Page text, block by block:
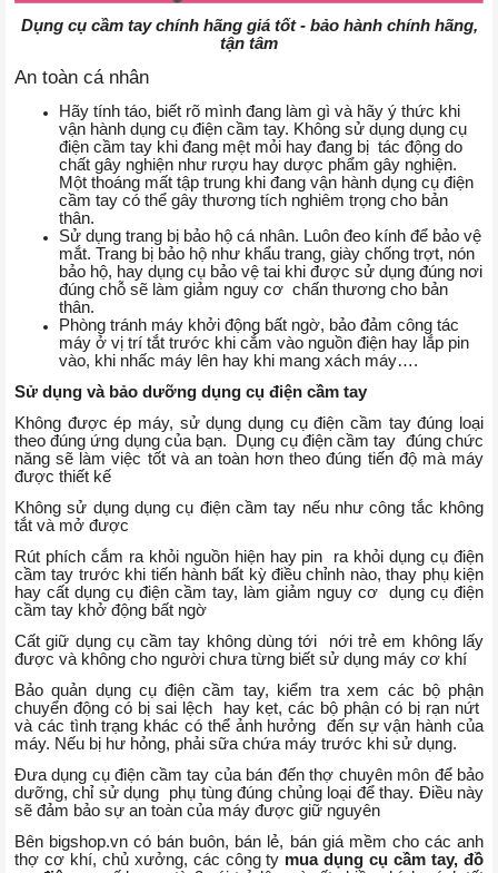
Dụng cụ cầm tay chính hãng giá tốt - bảo hành chính hãng,
tận tâm
An toàn cá nhân
Hãy tính táo, biết rõ mình đang làm gì và hãy ý thức khi
vận hành dụng cụ điện cầm tay. Không sử dụng dụng cụ
điện cầm tay khi đang mệt mỏi hay đang bị tác động do
chất gây nghiện như rượu hay dược phẩm gây nghiện.
Một thoáng mất tập trung khi đang vận hành dụng cụ điện
cầm tay có thể gây thương tích nghiêm trọng cho bản
thân.
Sử dụng trang bị bảo hộ cá nhân. Luôn đeo kính để bảo vệ
mắt. Trang bị bảo hộ như khẩu trang, giày chống trợt, nón
bảo hộ, hay dụng cụ bảo vệ tai khi được sử dụng đúng nơi
đúng chỗ sẽ làm giảm nguy cơ chấn thương cho bản
thân.
Phòng tránh máy khởi động bất ngờ, bảo đảm công tác
máy ở vị trí tắt trước khi cắm vào nguồn điện hay lắp pin
vào, khi nhấc máy lên hay khi mang xách máy….
Sử dụng và bảo dưỡng dụng cụ điện cầm tay
Không được ép máy, sử dụng dụng cụ điện cầm tay đúng loại
theo đúng ứng dụng của bạn. Dụng cụ điện cầm tay đúng chức
năng sẽ làm việc tốt và an toàn hơn theo đúng tiến độ mà máy
được thiết kế
Không sử dụng dụng cụ điện cầm tay nếu như công tắc không
tắt và mở được
Rút phích cắm ra khỏi nguồn hiện hay pin ra khỏi dụng cụ điện
cầm tay trước khi tiến hành bất kỳ điều chỉnh nào, thay phụ kiện
hay cất dụng cụ điện cầm tay, làm giảm nguy cơ dụng cụ điện
cầm tay khở động bất ngờ
Cất giữ dụng cụ cầm tay không dùng tới nới trẻ em không lấy
được và không cho người chưa từng biết sử dụng máy cơ khí
Bảo quản dụng cụ điện cầm tay, kiểm tra xem các bộ phận
chuyển động có bị sai lệch hay kẹt, các bộ phận có bị rạn nứt
và các tình trạng khác có thể ảnh hưởng đến sự vận hành của
máy. Nếu bị hư hỏng, phải sữa chứa máy trước khi sử dụng.
Đưa dụng cụ điện cầm tay của bán đến thợ chuyên môn để bảo
dưỡng, chỉ sử dụng phụ tùng đúng chủng loại để thay. Điều này
sẽ đảm bảo sự an toàn của máy được giữ nguyên
Bên bigshop.vn có bán buôn, bán lẻ, bán giá mềm cho các anh
thợ cơ khí, chủ xưởng, các công ty mua dụng cụ cầm tay, đồ